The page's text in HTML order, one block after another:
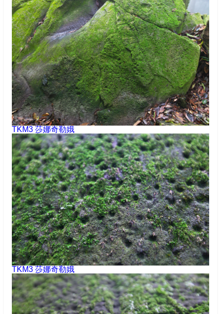
TKM3 莎娜奇勒娥
TKM3 莎娜奇勒娥